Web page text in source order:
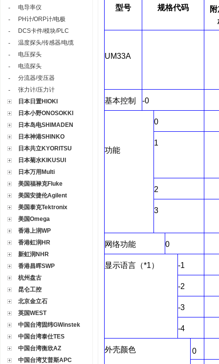
-
电导率仪
-
PH计/ORP计/电极
-
DCS卡件/模块/PLC
-
温度探头/传感器/电缆
-
电压探头
-
电流探头
-
分流器/变压器
-
张力计/压力计
日本日置HIOKI
日本小野ONOSOKKI
日本岛电SHIMADEN
日本神港SHINKO
日本共立KYORITSU
日本菊水KIKUSUI
日本万用Multi
美国福禄克Fluke
美国安捷伦Agilent
美国泰克Tektronix
美国Omega
香港上润WP
香港虹润HR
新虹润NHR
香港昌晖SWP
杭州盘古
昆仑工控
北京金立石
英国WEST
中国台湾固纬GWinstek
中国台湾泰仕TES
中国台湾衡欣AZ
中国台湾艾普斯APC
型号 规格代码
UM33A
基本控制 -0
功能
0
1
2
3
网络功能 0
显示语言 （*1） -1
-2
-3
-4
外壳颜色 0